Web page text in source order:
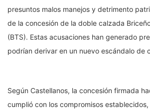
presuntos malos manejos y detrimento
de la concesión de la doble calzada
(BTS). Estas acusaciones han generado
podrían derivar en un nuevo escándalo de
Según Castellanos, la concesión firmada
cumplió con los compromisos